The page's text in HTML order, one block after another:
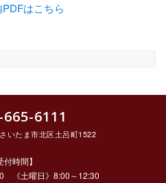
はこちら
6111
いたま市北区土呂町1522
付時間】
《土曜日》8:00～12:30